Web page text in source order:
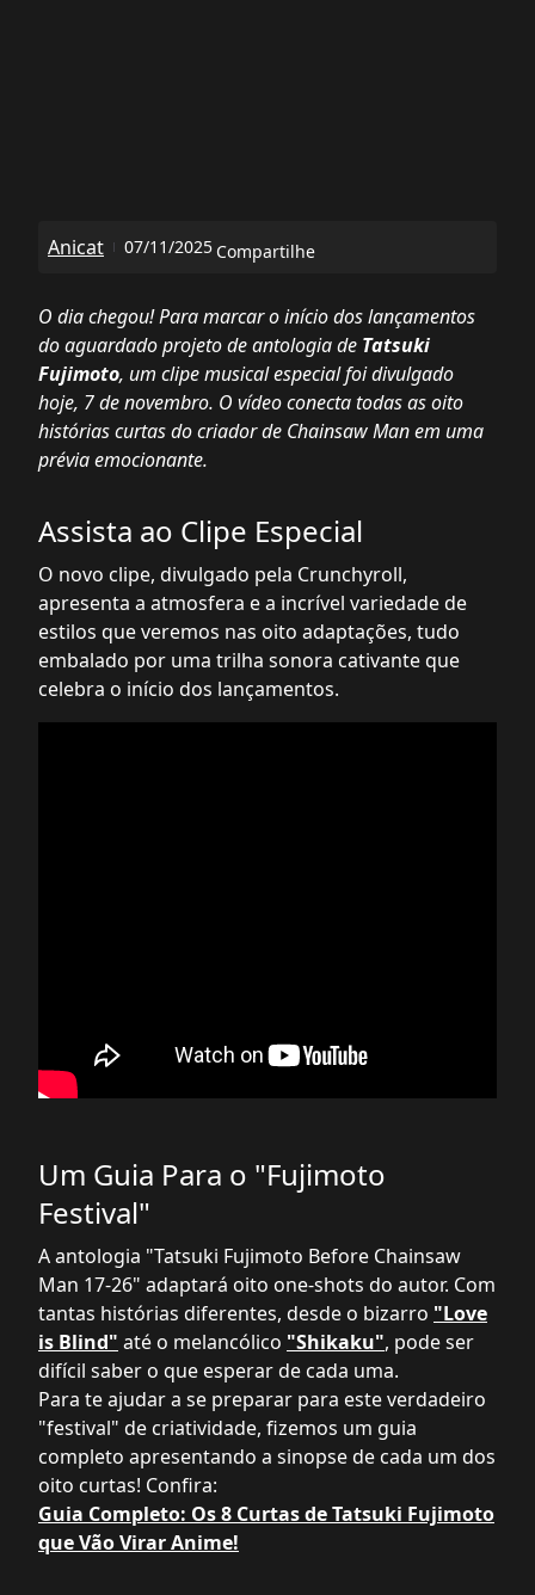
Anicat 07/11/2025 Compartilhe
O dia chegou! Para marcar o início dos lançamentos
do aguardado projeto de antologia de Tatsuki
Fujimoto, um clipe musical especial foi divulgado
hoje, 7 de novembro. O vídeo conecta todas as oito
histórias curtas do criador de Chainsaw Manem uma
prévia emocionante.
Assista ao Clipe Especial
O novo clipe, divulgado pela Crunchyroll,
apresenta a atmosfera e a incrível variedade de
estilos que veremos nas oito adaptações, tudo
embalado por uma trilha sonora cativante que
celebra o início dos lançamentos.
Um Guia Para o "Fujimoto
Festival"
A antologia "Tatsuki Fujimoto Before Chainsaw
Man 17-26" adaptará oito one-shots do autor. Com
tantas histórias diferentes, desde o bizarro "Love
is Blind" até o melancólico "Shikaku", pode ser
difícil saber o que esperar de cada uma.
Para te ajudar a se preparar para este verdadeiro
"festival" de criatividade, fizemos um guia
completo apresentando a sinopse de cada um dos
oito curtas! Confira:
Guia Completo: Os 8 Curtas de Tatsuki Fujimoto
que Vão Virar Anime!